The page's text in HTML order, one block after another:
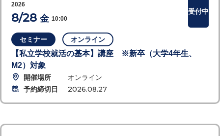
セミナー オンライン
【私立学校就活の基本】講座 ※新卒（大学4年生、
M2）対象
開催場所
オンライン
予約締切日
2026.08.27
2026
8/28 金 10:00
受付中